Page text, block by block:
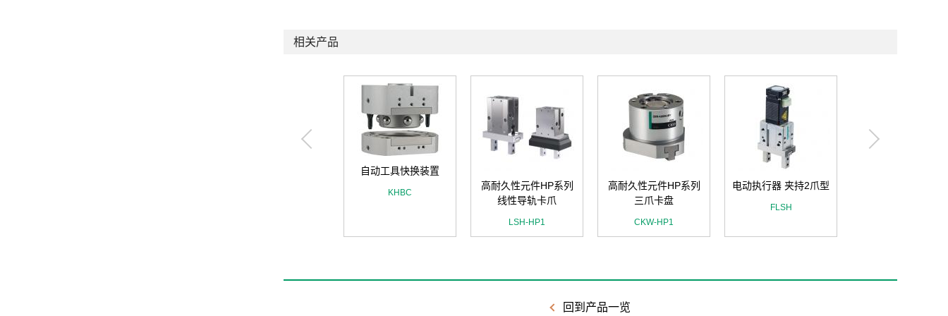
相关产品
自动工具快换装置
KHBC
高耐久性元件HP系列
线性导轨卡爪
LSH-HP1
高耐久性元件HP系列
三爪卡盘
CKW-HP1
电动执行器 夹持2爪型
FLSH
回到产品一览